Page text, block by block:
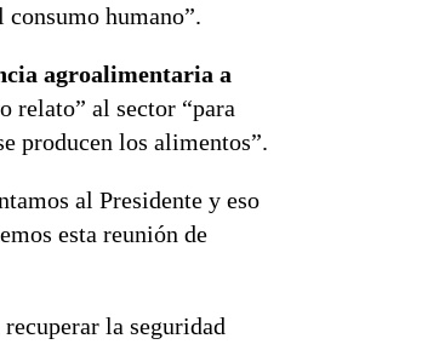
humano”.
agroalimentaria a
relato” al sector “para
producen los alimentos”.
al Presidente y eso
esta reunión de
la seguridad